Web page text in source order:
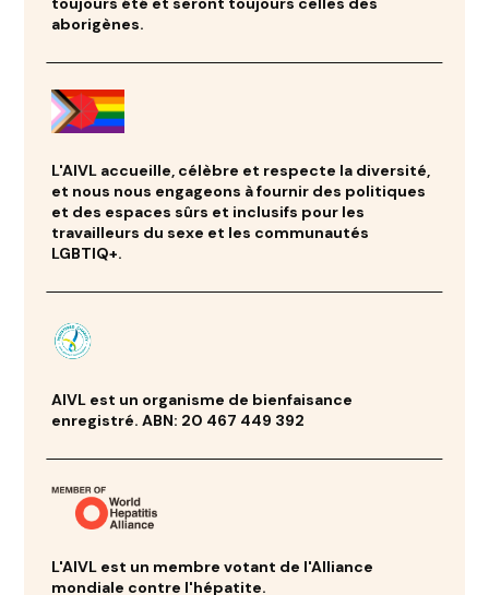
aborigènes.
L'AIVL accueille, célèbre et respecte la diversité,
et nous nous engageons à fournir des politiques
et des espaces sûrs et inclusifs pour les
travailleurs du sexe et les communautés
LGBTIQ+.
AIVL est un organisme de bienfaisance
enregistré. ABN: 20 467 449 392
L'AIVL est un membre votant de l'Alliance
mondiale contre l'hépatite.